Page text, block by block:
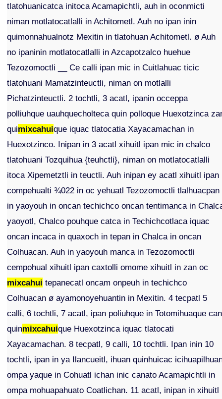
tlatohuanicatca initoca Acamapichtli, auh in oconmicti
niman motlatocatlalli in Achitometl. Auh no ipan inin
quimonnahualnotz Mexitin in tlatohuan Achitometl. ø Auh
no ipaninin motlatocatlalli in Azcapotzalco huehue
Tezozomoctli __ Ce calli ipan mic in Cuitlahuac ticic
tlatohuani Mamatzinteuctli, niman on motlalli
Pichatzinteuctli. 2 tochtli, 3 acatl, ipanin occeppa
polliuhque uauhquecholteca quin polloque Huexotzinca
quimixcahuique iquac tlatocatia Xayacamachan in
Huexotzinco. Inipan in 3 acatl xihuitl ipan mic in chalco
tlatohuani Tozquihua {teuhctli}, niman on motlatocatlalli
itoca Xipemetztli in teuctli. Auh inipan ey acatl xihuitl ipan
compehualti ¾022 in oc yehuatl Tezozomoctli tlalhuacpan
in yaoyouh in oncan techichco oncan tentimanca in
yaoyotl, Chalco pouhque catca in Techichcotlaca iquac
oncan incaca in quaxoch in tepan in Chalca in oncan
Colhuacan. Auh in yaoyouh manca in Tezozomoctli
cempohual xihuitl ipan caxtolli omome xihuitl in zan oc
mixcahui tepanecatl oncam onpeuh in techichco
Colhuacan ø ayamonoyehuantin in Mexitin. 4 tecpatl 5
calli, 6 tochtli, 7 acatl, ipan poliuhque in Totomihuaque can
quinmixcahuique Huexotzinca iquac tlatocati
Xayacamachan. 8 tecpatl, 9 calli, 10 tochtli. Ipan inin 10
tochtli, ipan in ya Ilancueitl, ihuan quinhuicac
ompa yaque in Cohuatl ichan inic canato Acamapichtli in
ompa mohuapahuato Coatlichan. 11 acatl, inipan in xihuitl